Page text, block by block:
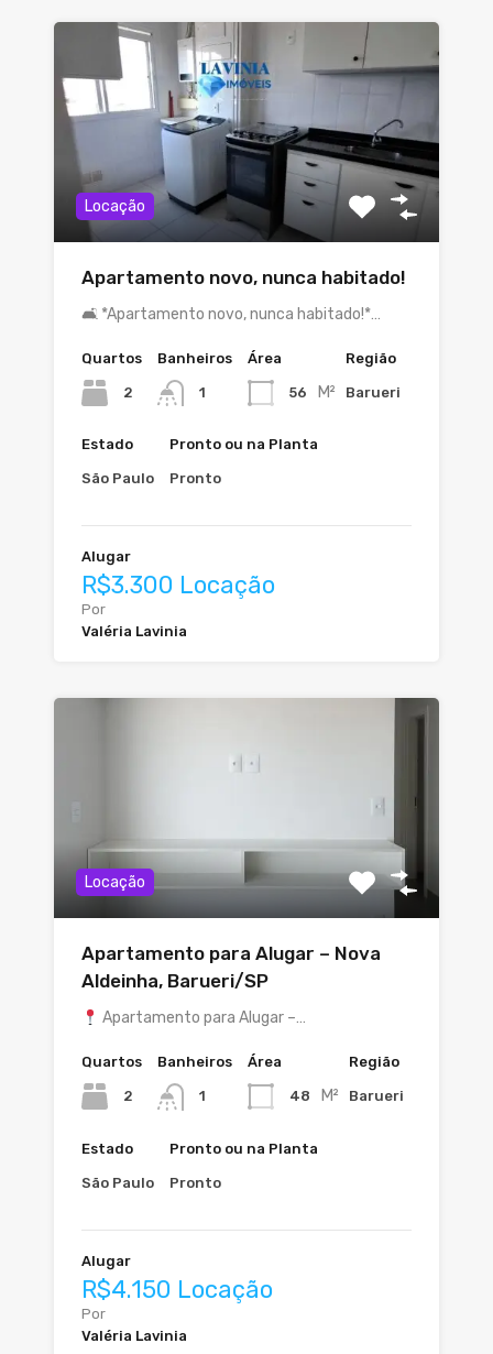
Locação
Apartamento novo, nunca habitado!
🛋 *Apartamento novo, nunca habitado!*…
Quartos
2
Banheiros
1
Área
56 M²
Região
Barueri
Estado
São Paulo
Pronto ou na Planta
Pronto
Alugar
R$3.300 Locação
Por
Valéria Lavinia
Locação
Apartamento para Alugar – Nova
Aldeinha, Barueri/SP
Apartamento para Alugar –…
Quartos
2
Banheiros
1
Área
48 M²
Região
Barueri
Estado
São Paulo
Pronto ou na Planta
Pronto
Alugar
R$4.150 Locação
Por
Valéria Lavinia